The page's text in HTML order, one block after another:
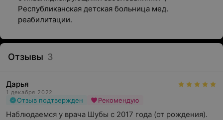
Республиканская детская больница мед.
реабилитации.
Отзывы 3
Дарья
1 декабря 2022
Отзыв подтвержден Рекомендую
Наблюдаемся у врача Шубы с 2017 года (от рождения).